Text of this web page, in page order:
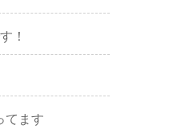
！
てます